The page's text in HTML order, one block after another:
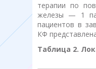
терапии по
железы — 1
пациентов в
КФ
Таблица 2.